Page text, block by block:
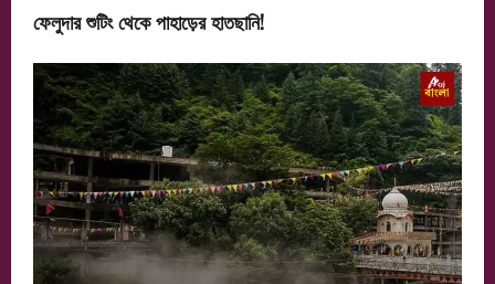
ফেলুদার শুটিং থেকে পাহাড়ের হাতছানি!